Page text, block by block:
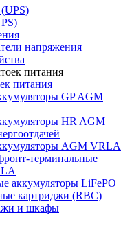
напряжения
питания
GP AGM
HR AGM
AGM VRLA
терминальные
аккумуляторы LiFePO
картриджи (RBC)
и шкафы